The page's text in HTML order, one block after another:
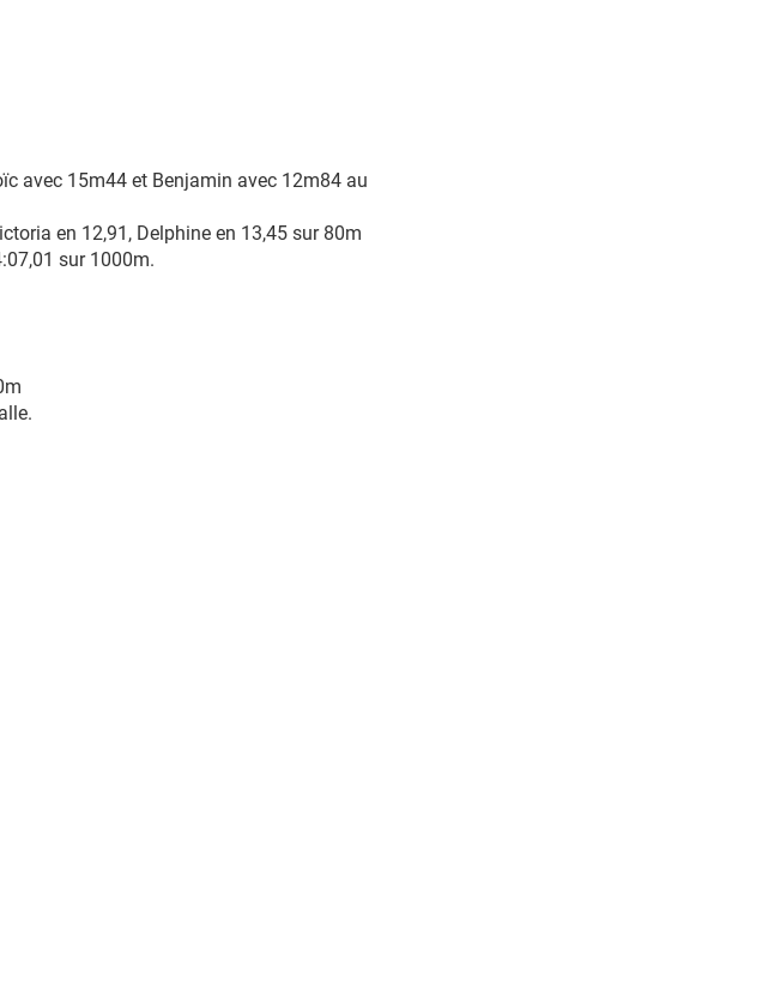
avec 15m44 et Benjamin avec 12m84 au
en 12,91, Delphine en 13,45 sur 80m
sur 1000m.